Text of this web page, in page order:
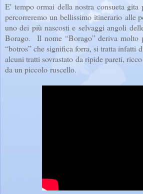
E' tempo ormai della nostra consueta gita
percorreremo un bellissimo itinerario alle
uno dei più nascosti e selvaggi angoli
Borago. Il nome “Borago” deriva molto
“botros” che significa forra, si tratta infatti
alcuni tratti sovrastato da ripide pareti,
da un piccolo ruscello.